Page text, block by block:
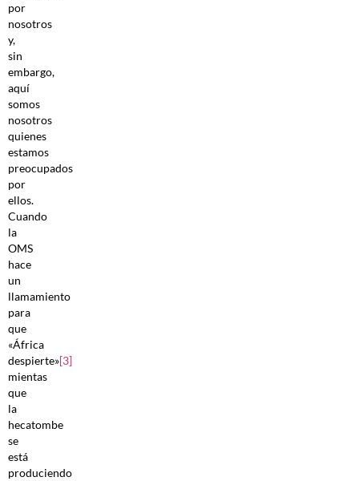
por
nosotros
y,
sin
embargo,
aquí
somos
nosotros
quienes
estamos
preocupados
por
ellos.
Cuando
la
OMS
hace
un
llamamiento
para
que
«África
despierte»[3]
mientas
que
la
hecatombe
se
está
produciendo